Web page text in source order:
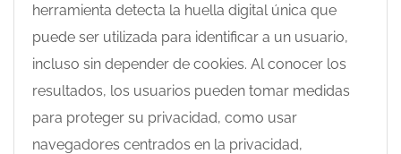
herramienta detecta la huella digital única que
puede ser utilizada para identificar a un usuario,
incluso sin depender de cookies. Al conocer los
resultados, los usuarios pueden tomar medidas
para proteger su privacidad, como usar
navegadores centrados en la privacidad,